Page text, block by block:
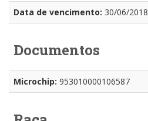
Data de vencimento: 30/06/2018
Documentos
Microchip: 953010000106587